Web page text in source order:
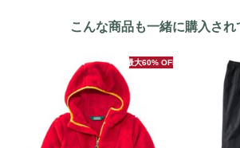
こんな商品も一緒に購入され
最大60% OFF